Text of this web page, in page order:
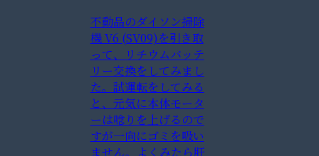
不動品のダイソン掃除
機 V6 (SV09)を引き取
って、リチウムバッテ
リー交換をしてみまし
た。試運転をしてみる
と、元気に本体モータ
ーは唸りを上げるので
すが一向にゴミを吸い
ません。よくみたら肝